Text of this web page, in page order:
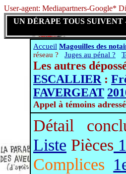
User-agent: Mediapartners-Google*
UN DÉRAPE TOUS
Accueil Magouilles des
réseau ? Juges au pénal ?
Les autres
ESCALLIER :
FAVERGEAT
Appel à témoins
Détail
Liste Pièces 1
Complices